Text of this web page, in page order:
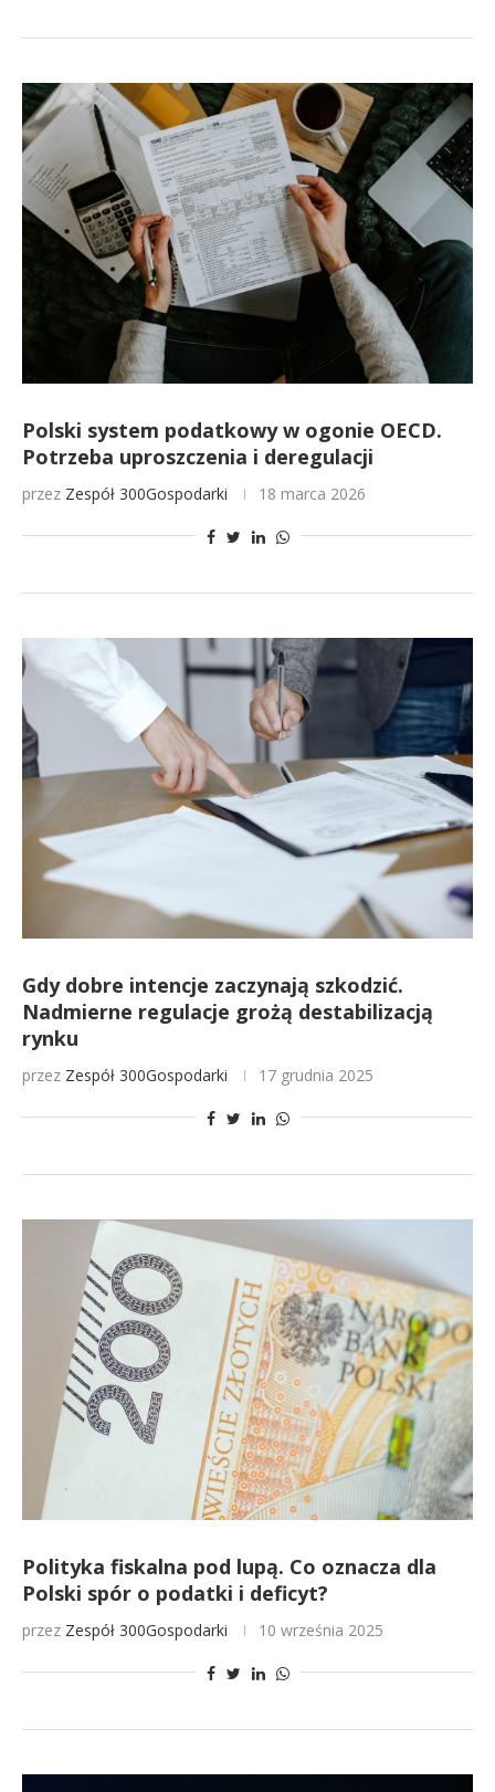
Polski system podatkowy w ogonie OECD.
Potrzeba uproszczenia i deregulacji
przez Zespół 300Gospodarki 18 marca 2026
Gdy dobre intencje zaczynają szkodzić.
Nadmierne regulacje grożą destabilizacją
rynku
przez Zespół 300Gospodarki 17 grudnia 2025
Polityka fiskalna pod lupą. Co oznacza dla
Polski spór o podatki i deficyt?
przez Zespół 300Gospodarki 10 września 2025